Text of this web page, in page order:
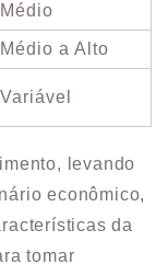
Médio
Médio a Alto
Variável
levando
econômico,
da
tomar